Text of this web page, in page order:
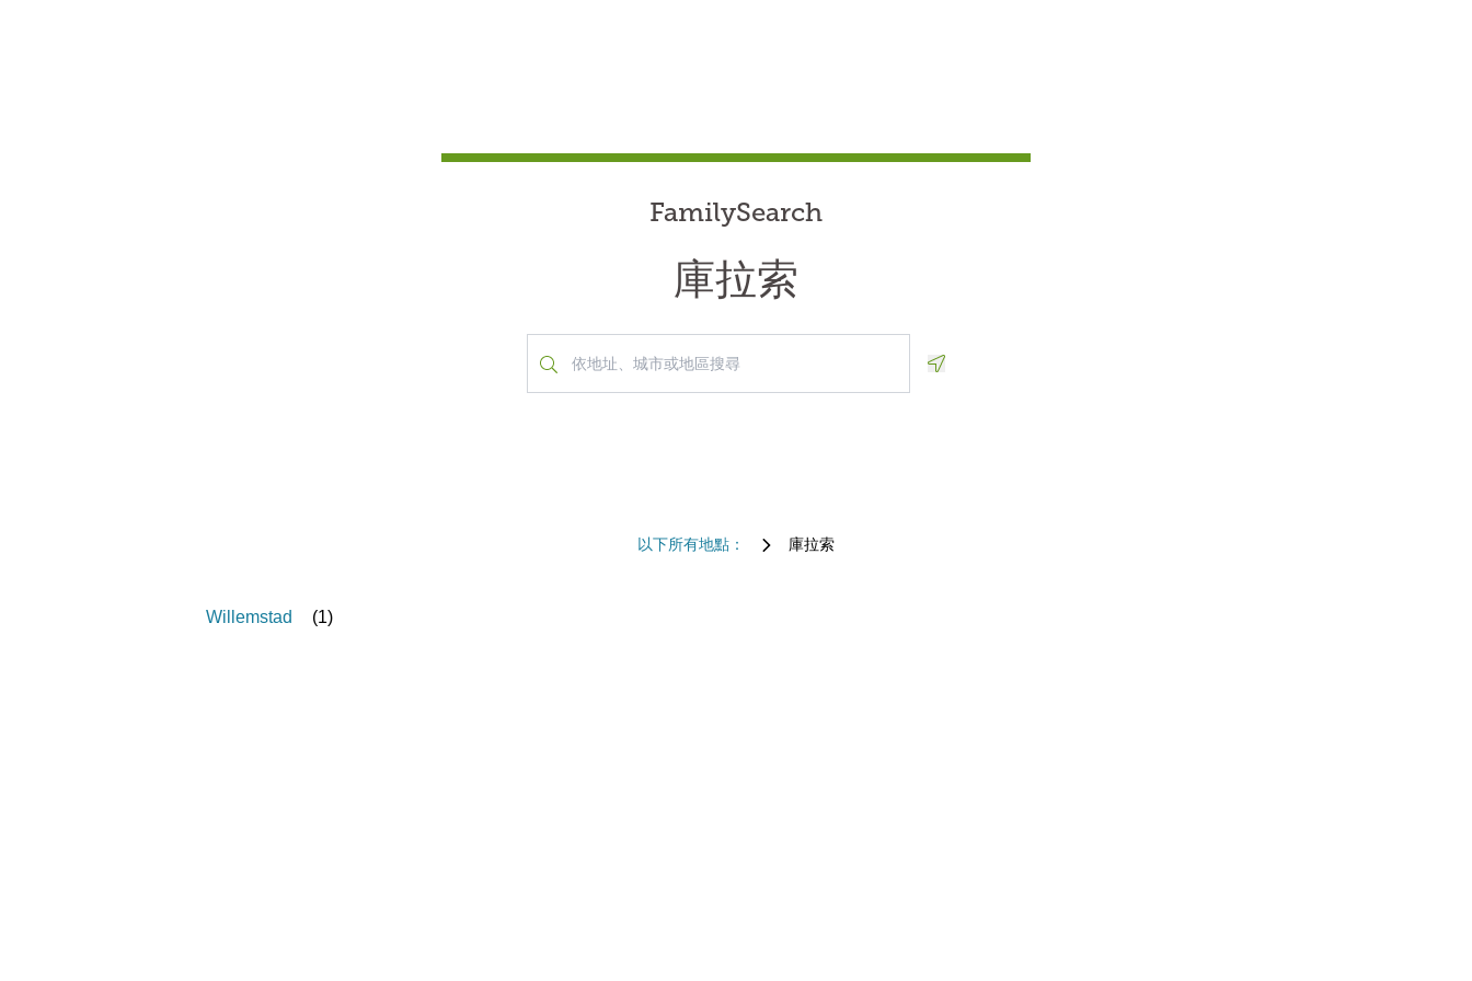
FamilySearch
庫拉索
以下所有地點： 庫拉索
Willemstad (1)